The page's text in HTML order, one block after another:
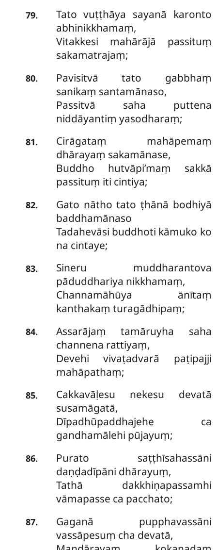
79.
Tato vuṭṭhāya sayanā karonto
abhinikkhamaṃ,
Vitakkesi mahārājā passituṃ
sakamatrajaṃ;
80.
Pavisitvā tato gabbhaṃ
sanikaṃ santamānaso,
Passitvā saha puttena
niddāyantiṃ yasodharaṃ;
81.
Cirāgataṃ mahāpemaṃ
dhārayaṃ sakamānase,
Buddho hutvāpi’maṃ sakkā
passituṃ iti cintiya;
82.
Gato nātho tato ṭhānā bodhiyā
baddhamānaso
Tadahevāsi buddhoti kāmuko ko
na cintaye;
83.
Sineru muddharantova
pāduddhariya nikkhamaṃ,
Channamāhūya ānītaṃ
kanthakaṃ turagādhipaṃ;
84.
Assarājaṃ tamāruyha saha
channena rattiyaṃ,
Devehi vivaṭadvarā paṭipajji
mahāpathaṃ;
85.
Cakkavāḷesu nekesu devatā
susamāgatā,
Dīpadhūpaddhajehe ca
gandhamālehi pūjayuṃ;
86.
Purato saṭṭhīsahassāni
daṇḍadīpāni dhārayuṃ,
Tathā dakkhiṇapassamhi
vāmapasse ca pacchato;
87.
Gaganā pupphavassāni
vassāpesuṃ cha devatā,